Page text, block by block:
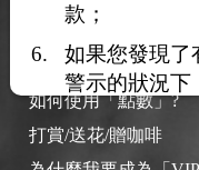
反詐騙公告
如何使用「點數」?
打賞/送花/贈咖啡
款；
如果您發現了
警示的狀況下
絡我們，謝謝